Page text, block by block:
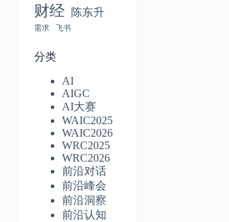
财经 陈东升
需求 飞书
分类
AI
AIGC
AI大赛
WAIC2025
WAIC2026
WRC2025
WRC2026
前沿对话
前沿峰会
前沿洞察
前沿认知